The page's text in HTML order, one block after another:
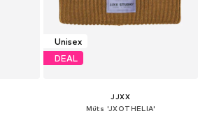
Unisex
DEAL
JJXX
Müts 'JXOTHELIA'